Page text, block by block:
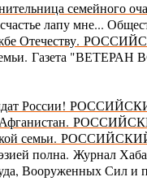
семейного
лапу мне...
Отечеству. Р
Газета "ВЕТЕРАН
России! РО
РО
семьи. Р
полна. Журнал
Вооруженных